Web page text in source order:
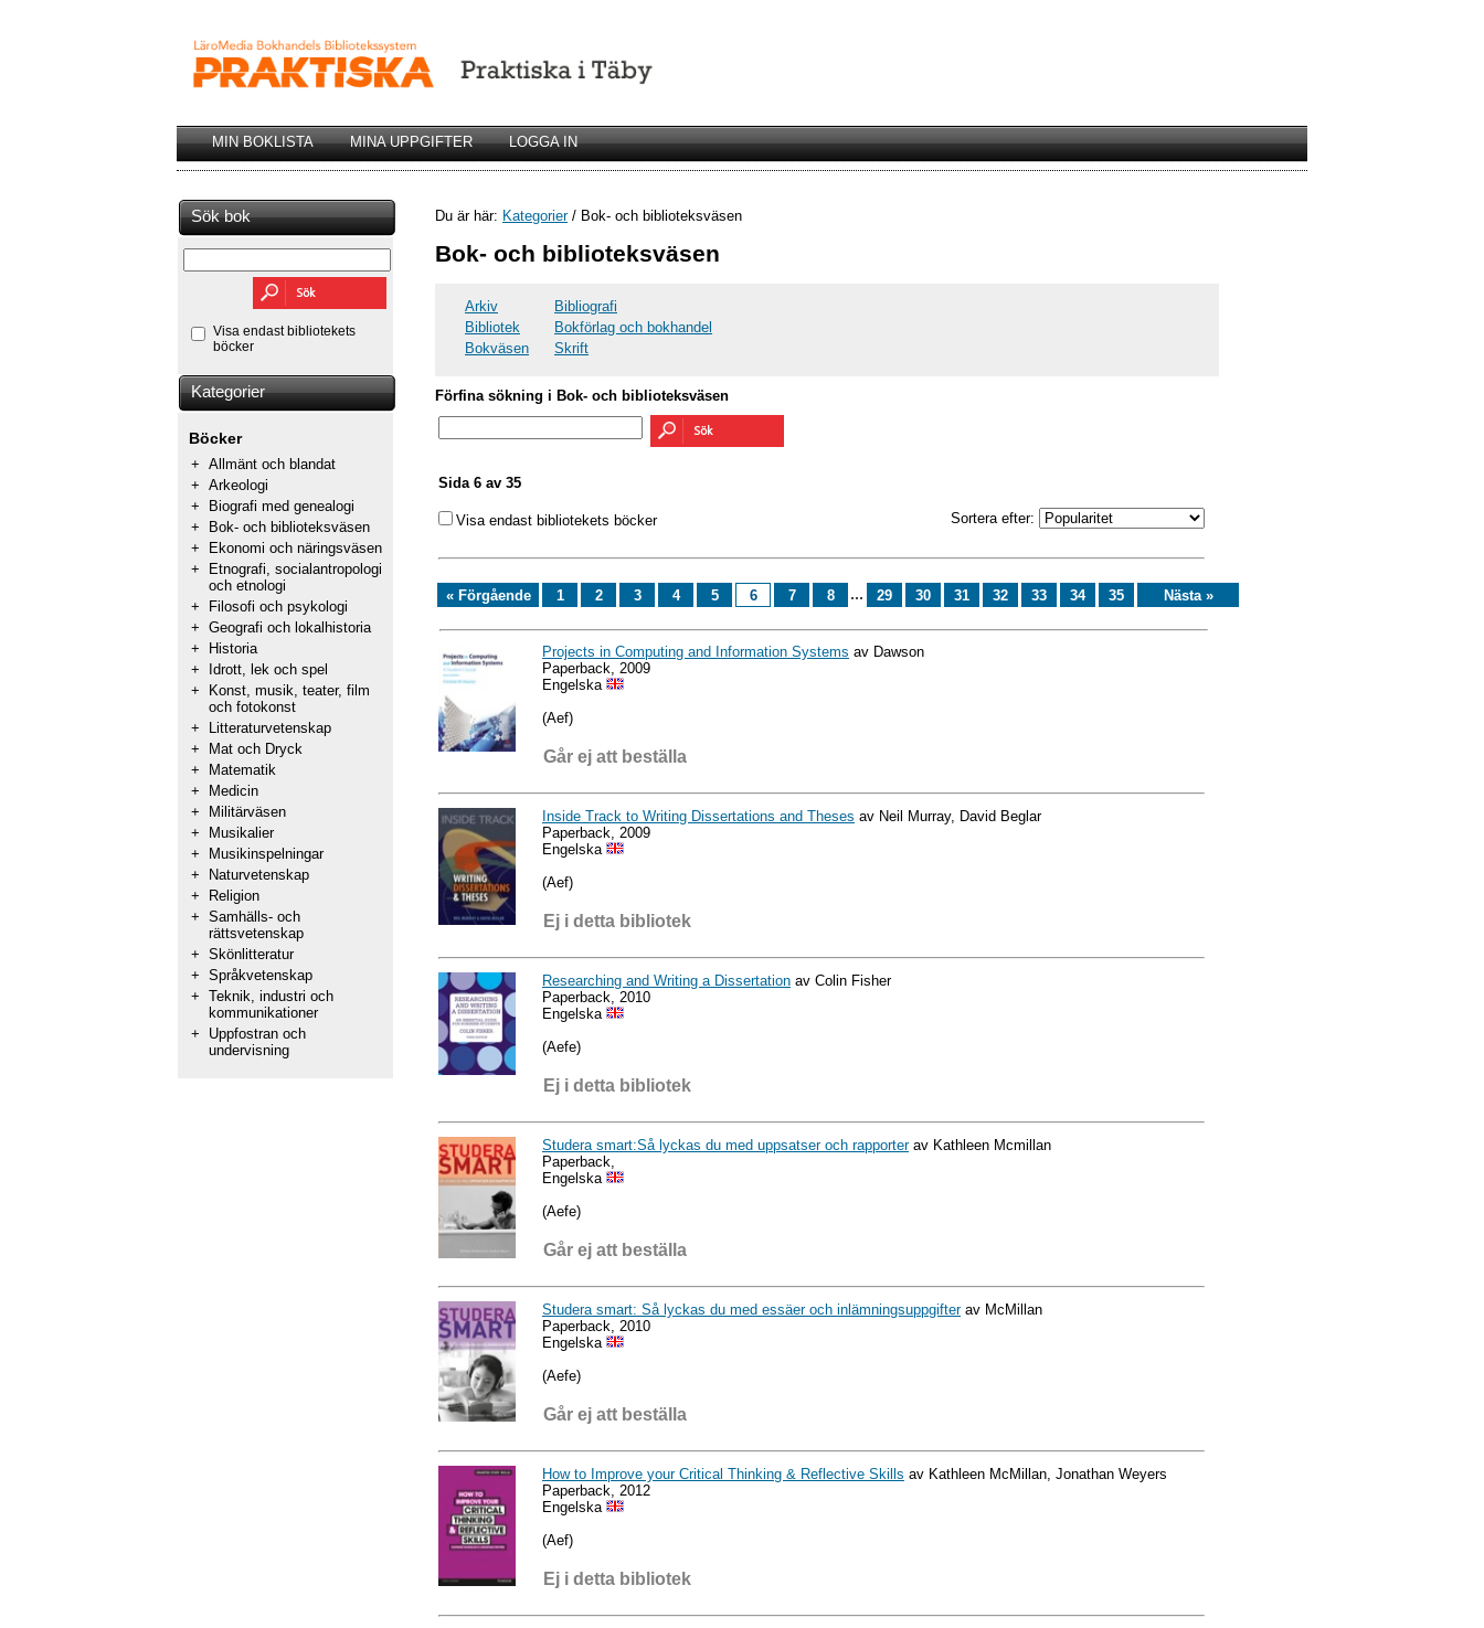
MIN BOKLISTA MINA UPPGIFTER LOGGA IN
Sök bok
Visa endast bibliotekets
böcker
Kategorier
Böcker
+ Allmänt och blandat
+ Arkeologi
+
Biografi med genealogi
+
Bok- och biblioteksväsen
+
Ekonomi och näringsväsen
+
Etnografi, socialantropologi
och etnologi
+
Filosofi och psykologi
+ Geografi och lokalhistoria
+
Historia
+
Idrott, lek och spel
+
Konst, musik, teater, film
och fotokonst
+
Litteraturvetenskap
+
Mat och Dryck
+
Matematik
+
Medicin
+
Militärväsen
+
Musikalier
+
Musikinspelningar
+
Naturvetenskap
+
Religion
+ Samhälls- och
rättsvetenskap
+ Skönlitteratur
+ Språkvetenskap
+ Teknik, industri och
kommunikationer
+
Uppfostran och
undervisning
Du är här: Kategorier/ Bok- och biblioteksväsen
Bok- och biblioteksväsen
Arkiv
Bibliografi
Bibliotek
Bokförlag och bokhandel
Bokväsen
Skrift
Förfina sökning i Bok- och biblioteksväsen
Sida 6 av 35
Visa endast bibliotekets böcker Sortera efter:
« Förgående 1 2 3 4 5 6 7 8 ... 29 30 31 32 33 34 35 Nästa »
Projects in Computing and Information Systems av Dawson
Paperback, 2009
Engelska
(Aef)
Går ej att beställa
Inside Track to Writing Dissertations and Theses av Neil Murray, David Beglar
Paperback, 2009
Engelska
(Aef)
Ej i detta bibliotek
Researching and Writing a Dissertation av Colin Fisher
Paperback, 2010
Engelska
(Aefe)
Ej i detta bibliotek
Studera smart:Så lyckas du med uppsatser och rapporterav Kathleen Mcmillan
Paperback,
Engelska
(Aefe)
Går ej att beställa
Studera smart: Så lyckas du med essäer och inlämningsuppgifterav McMillan
Paperback, 2010
Engelska
(Aefe)
Går ej att beställa
How to Improve your Critical Thinking & Reflective Skills av Kathleen McMillan, Jonathan Weyers
Paperback, 2012
Engelska
(Aef)
Ej i detta bibliotek